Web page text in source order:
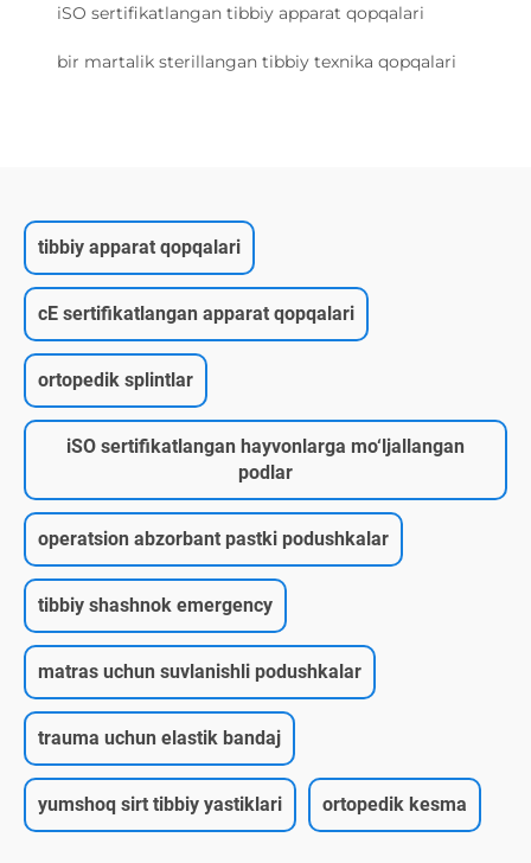
iSO sertifikatlangan tibbiy apparat qopqalari
bir martalik sterillangan tibbiy texnika qopqalari
tibbiy apparat qopqalari
cE sertifikatlangan apparat qopqalari
ortopedik splintlar
iSO sertifikatlangan hayvonlarga mo‘ljallangan
podlar
operatsion abzorbant pastki podushkalar
tibbiy shashnok emergency
matras uchun suvlanishli podushkalar
trauma uchun elastik bandaj
yumshoq sirt tibbiy yastiklari ortopedik kesma